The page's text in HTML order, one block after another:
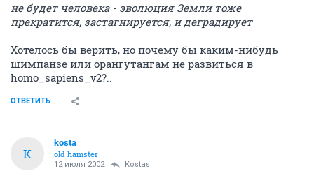
не будет человека - эволюция Земли тоже
прекратится, застагнируется, и деградирует
Хотелось бы верить, но почему бы каким-нибудь
шимпанзе или орангутангам не развиться в
homo_sapiens_v2?..
ОТВЕТИТЬ
K
kosta
old hamster
12 июля 2002 Kostas